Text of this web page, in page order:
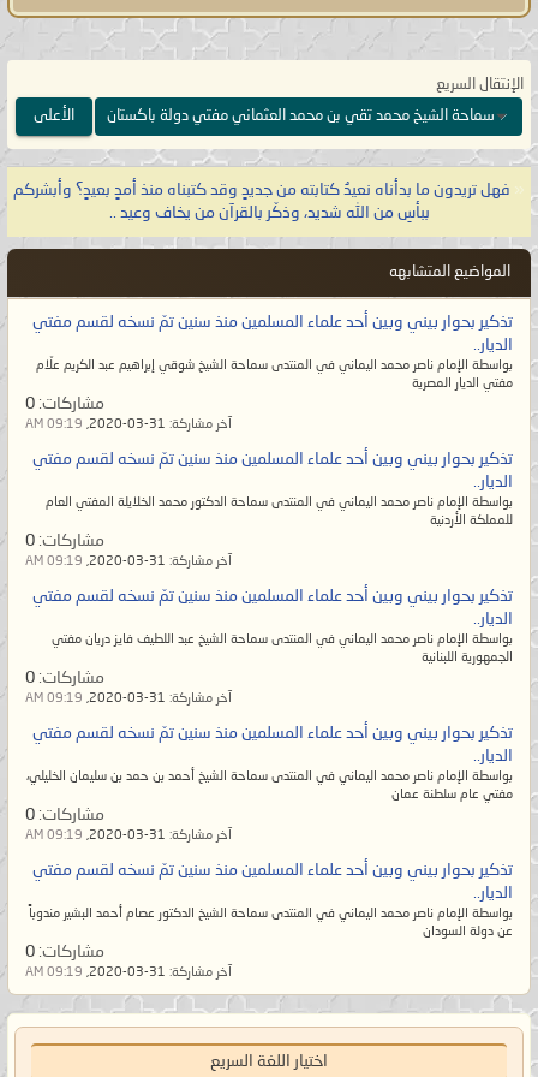
الله تعالى:{وَقَالَ لَهُمْ نَبِيُّهُمْ إِنَّ اللَّهَ قَدْ
بَعَثَ لَكُمْ طَالُوتَ مَلِكًا قَالُوا أَنَّىٰ يَكُونُ لَهُ
الْمُلْكُ عَلَيْنَا وَنَحْنُ أَحَقُّ بِالْمُلْكِ مِنْهُ وَلَمْ
يُؤْتَ سَعَةً مِّنَ الْمَالِ قَالَ إِنَّ اللَّهَ
اصْطَفَاهُ عَلَيْكُمْ وَزاده بسطةً فِي الْعِلْمِ
وَالْجِسْمِ وَاللَّهُ يُؤْتِي مُلْكَهُ مَن يَشَاءُ
وَاللَّهُ وَاسِعٌعَلِيمٌ}صدق الله العظيم
[البقرة:٢٤٧].
يا معشر علماء الأمّة وأتباعهم على
الهُدى لما جاء قدري وعصر ظهوري،
فهل تعلمون متى عصر بعث الإمام
المهديّ؟ إنه يكون في أمّة آخر الزمان
ينتسبون إليها ولم يبقَ إلا الاسم فلا
يسلم الناس من شرّ يده ولا من لسانه،
والمُسلم من سلم الناس من شرّ يده
الضعيف فلا يبقى من الإسلام إلا اسم
لهم ومن القرآن إلا رسمه بين أيديهم
ويتخذونه مهجوراً بحجّة أنه لا يعلمُ
تأويله إلا الله! وإنما يقصد المٌتشابه.
ولكنهم معرضون عن آياته المحكمات
الواضحات البيِّنات أمّ الكتاب لا يزيغ
عنهنّ فيتبع ظاهر المُتشابه إلا من في
قلبه زيغٌ عن الحقّ.
وأما السّنة المحمديّة فيرون السُنَّة بدعةً
والبدعة سُنَّةً؛ أي أنّهم يرون الحقّ منها
باطلاً والباطل الموضوع المخالف
لمُحكم القرآن هو الحقّ! فيضِلّ
عُلماؤهم عن الحقّ ثم يُضلّوا أمّتهم حتى
الإنتقال السريع
سماحة الشيخ محمد تقي بن محمد العثماني مفتي دولة باكستان
الأعلى
« فهل تريدون ما بدأناه نعيدُ كتابته من جديدٍ وقد كتبناه منذ أمدٍ بعيدٍ؟ وأبشركم
ببأسِ من الله شديد، وذكّر بالقرآن من يخاف وعيد ..
المواضيع المتشابهه
تذكير بحوار بيني وبين أحد علماء المسلمين منذ سنين تمّ نسخه لقسم مفتي
الديار..
بواسطة الإمام ناصر محمد اليماني في المنتدى سماحة الشيخ شوقي إبراهيم عبد الكريم علّام
مفتي الديار المصرية
مشاركات:
آخر مشاركة: 09:19 AM
تذكير بحوار بيني وبين أحد علماء المسلمين منذ سنين تمّ نسخه لقسم مفتي
الديار..
بواسطة الإمام ناصر محمد اليماني في المنتدى سماحة الدكتور محمد الخلايلة المفتي العام
للمملكة الأردنية
مشاركات:
آخر مشاركة: 09:19 AM
تذكير بحوار بيني وبين أحد علماء المسلمين منذ سنين تمّ نسخه لقسم مفتي
الديار..
بواسطة الإمام ناصر محمد اليماني في المنتدى سماحة الشيخ عبد اللطيف فايز دريان مفتي
الجمهورية اللبنانية
مشاركات:
آخر مشاركة: 09:19 AM
تذكير بحوار بيني وبين أحد علماء المسلمين منذ سنين تمّ نسخه لقسم مفتي
الديار..
بواسطة الإمام ناصر محمد اليماني في المنتدى سماحة الشيخ أحمد بن حمد بن سليمان الخليلي،
مفتي عام سلطنة عمان
مشاركات:
آخر مشاركة: 09:19 AM
تذكير بحوار بيني وبين أحد علماء المسلمين منذ سنين تمّ نسخه لقسم مفتي
الديار..
بواسطة الإمام ناصر محمد اليماني في المنتدى سماحة الشيخ الدكتور عصام أحمد البشير مندوباً
عن دولة السودان
مشاركات:
آخر مشاركة: 09:19 AM
اختيار اللغة السريع